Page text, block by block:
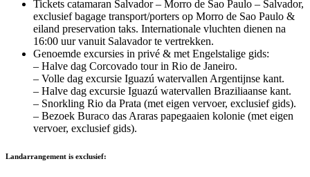
Tickets catamaran Salvador – Morro de Sao Paulo – Salvador,
exclusief bagage transport/porters op Morro de Sao Paulo &
eiland preservation taks. Internationale vluchten dienen na
16:00 uur vanuit Salavador te vertrekken.
Genoemde excursies in privé & met Engelstalige gids:
– Halve dag Corcovado tour in Rio de Janeiro.
– Volle dag excursie Iguazú watervallen Argentijnse kant.
– Halve dag excursie Iguazú watervallen Braziliaanse kant.
– Snorkling Rio da Prata (met eigen vervoer, exclusief gids).
– Bezoek Buraco das Araras papegaaien kolonie (met eigen
vervoer, exclusief gids).
Landarrangement is exclusief: